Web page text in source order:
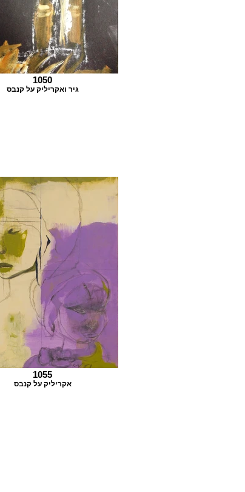
1050
גיר ואקריליק על קנבס
1055
אקריליק על קנבס